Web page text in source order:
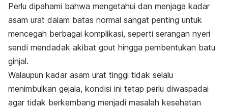
Perlu dipahami bahwa mengetahui dan menjaga kadar
asam urat dalam batas normal sangat penting untuk
mencegah berbagai komplikasi, seperti serangan nyeri
sendi mendadak akibat gout hingga pembentukan batu
ginjal.
Walaupun kadar asam urat tinggi tidak selalu
menimbulkan gejala, kondisi ini tetap perlu diwaspadai
agar tidak berkembang menjadi masalah kesehatan